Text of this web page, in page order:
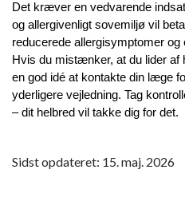
Det kræver en vedvarende
og allergivenligt sovemiljø vil
reducerede allergisymptomer
Hvis du mistænker, at du lider af
en god idé at kontakte din læge
yderligere vejledning. Tag
– dit helbred vil takke dig for det.
Sidst opdateret: 15. maj. 2026